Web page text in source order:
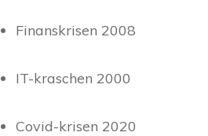
Finanskrisen 2008
IT-kraschen 2000
Covid-krisen 2020